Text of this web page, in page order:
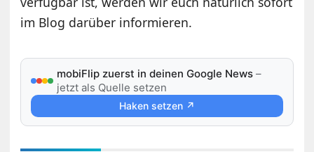
im Blog darüber informieren.
mobiFlip zuerst in deinen Google News –
jetzt als Quelle setzen
Haken setzen ↗